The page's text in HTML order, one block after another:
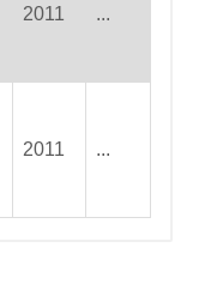
2011 ...
2011 ...